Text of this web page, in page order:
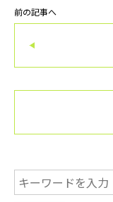
前の記事へ